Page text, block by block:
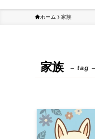
ホーム 家族
家族 – tag –